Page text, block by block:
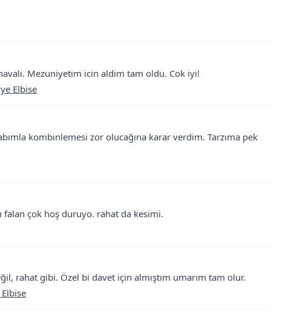
Mezuniyetim icin aldim tam oldu. Cok iyi!
Elbise
kombinlemesi zor olucağına karar verdim. Tarzıma pek
falan çok hoş duruyo. rahat da kesimi.
rahat gibi. Özel bi davet için almıştım umarım tam olur.